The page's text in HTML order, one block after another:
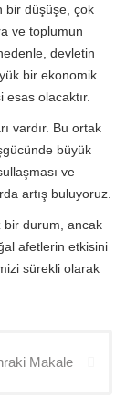
bir düşüşe, çok
ve toplumun
devletin
bir ekonomik
olacaktır.
vardır. Bu ortak
büyük
ve
artış buluyoruz.
bir durum, ancak
afetlerin etkisini
sürekli olarak
Makale